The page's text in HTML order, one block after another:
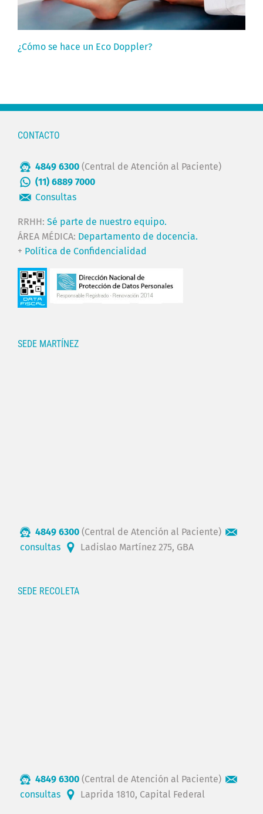
¿Cómo se hace un Eco Doppler?
CONTACTO
4849 6300 (Central de Atención al Paciente)
(11) 6889 7000
Consultas
RRHH: Sé parte de nuestro equipo.
ÁREA MÉDICA: Departamento de docencia.
+ Política de Confidencialidad
SEDE MARTÍNEZ
4849 6300 (Central de Atención al Paciente)
consultas
Ladislao Martínez 275, GBA
SEDE RECOLETA
4849 6300 (Central de Atención al Paciente)
consultas
Laprida 1810, Capital Federal